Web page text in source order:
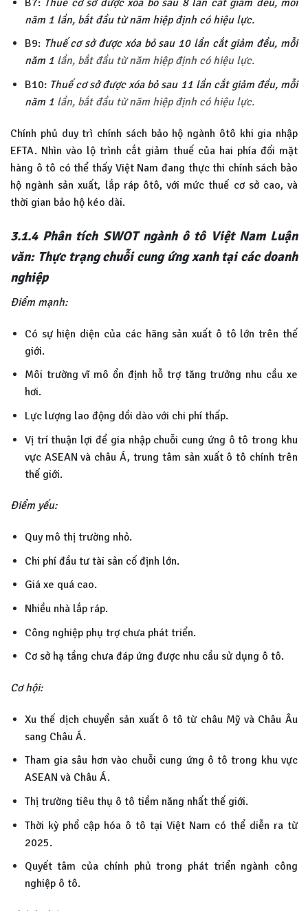
năm 1 lần, bắt đầu từ năm hiệp định có hiệu lực.
B9: Thuế cơ sở được xóa bỏ sau 10 lần cắt giảm đều, mỗi
năm 1 lần, bắt đầu từ năm hiệp định có hiệu lực.
B10: Thuế cơ sở được xóa bỏ sau 11 lần cắt giảm đều, mỗi
năm 1 lần, bắt đầu từ năm hiệp định có hiệu lực.
Chính phủ duy trì chính sách bảo hộ ngành ôtô khi gia nhập
EFTA. Nhìn vào lộ trình cắt giảm thuế của hai phía đối mặt
hàng ô tô có thể thấy Việt Nam đang thực thi chính sách bảo
hộ ngành sản xuất, lắp ráp ôtô, với mức thuế cơ sở cao, và
thời gian bảo hộ kéo dài.
3.1.4 Phân tích SWOT ngành ô tô Việt Nam Luận
văn: Thực trạng chuỗi cung ứng xanh tại các doanh
nghiệp
Điểm mạnh:
Có sự hiện diện của các hãng sản xuất ô tô lớn trên thế
giới.
Môi trường vĩ mô ổn định hỗ trợ tăng trưởng nhu cầu xe
hơi.
Lực lượng lao động dồi dào với chi phí thấp.
Vị trí thuận lợi để gia nhập chuỗi cung ứng ô tô trong khu
vực ASEAN và châu Á, trung tâm sản xuất ô tô chính trên
thế giới.
Điểm yếu:
Quy mô thị trường nhỏ.
Chi phí đầu tư tài sản cố định lớn.
Giá xe quá cao.
Nhiều nhà lắp ráp.
Công nghiệp phụ trợ chưa phát triển.
Cơ sở hạ tầng chưa đáp ứng được nhu cầu sử dụng ô tô.
Cơ hội:
Xu thế dịch chuyển sản xuất ô tô từ châu Mỹ và Châu Âu
sang Châu Á.
Tham gia sâu hơn vào chuỗi cung ứng ô tô trong khu vực
ASEAN và Châu Á.
Thị trường tiêu thụ ô tô tiềm năng nhất thế giới.
Thời kỳ phổ cập hóa ô tô tại Việt Nam có thể diễn ra từ
2025.
Quyết tâm của chính phủ trong phát triển ngành công
nghiệp ô tô.